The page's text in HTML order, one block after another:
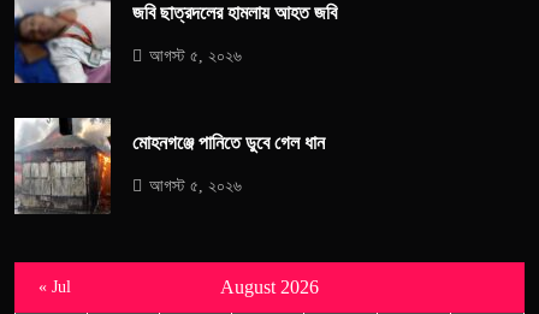
জবি ছাত্রদলের হামলায় আহত জবি
আগস্ট ৫, ২০২৬
মোহনগঞ্জে পানিতে ডুবে গেল ধান
আগস্ট ৫, ২০২৬
August 2026
« Jul